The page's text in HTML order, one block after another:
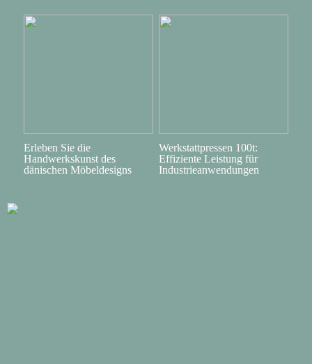
Erleben Sie die
Handwerkskunst des
dänischen Möbeldesigns
Werkstattpressen 100t:
Effiziente Leistung für
Industrieanwendungen